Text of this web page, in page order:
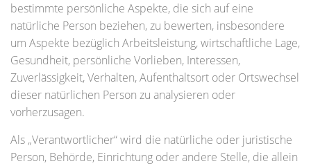
bestimmte persönliche Aspekte, die sich auf eine
natürliche Person beziehen, zu bewerten, insbesondere
um Aspekte bezüglich Arbeitsleistung, wirtschaftliche Lage,
Gesundheit, persönliche Vorlieben, Interessen,
Zuverlässigkeit, Verhalten, Aufenthaltsort oder Ortswechsel
dieser natürlichen Person zu analysieren oder
vorherzusagen.
Als „Verantwortlicher“ wird die natürliche oder juristische
Person, Behörde, Einrichtung oder andere Stelle, die allein